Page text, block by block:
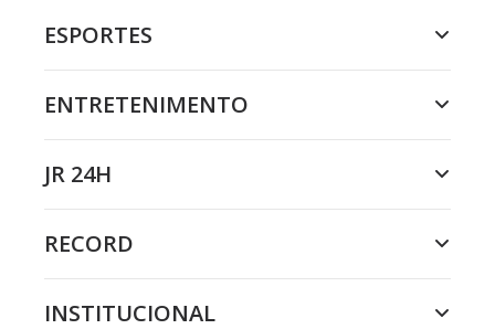
ESPORTES
ENTRETENIMENTO
JR 24H
RECORD
INSTITUCIONAL